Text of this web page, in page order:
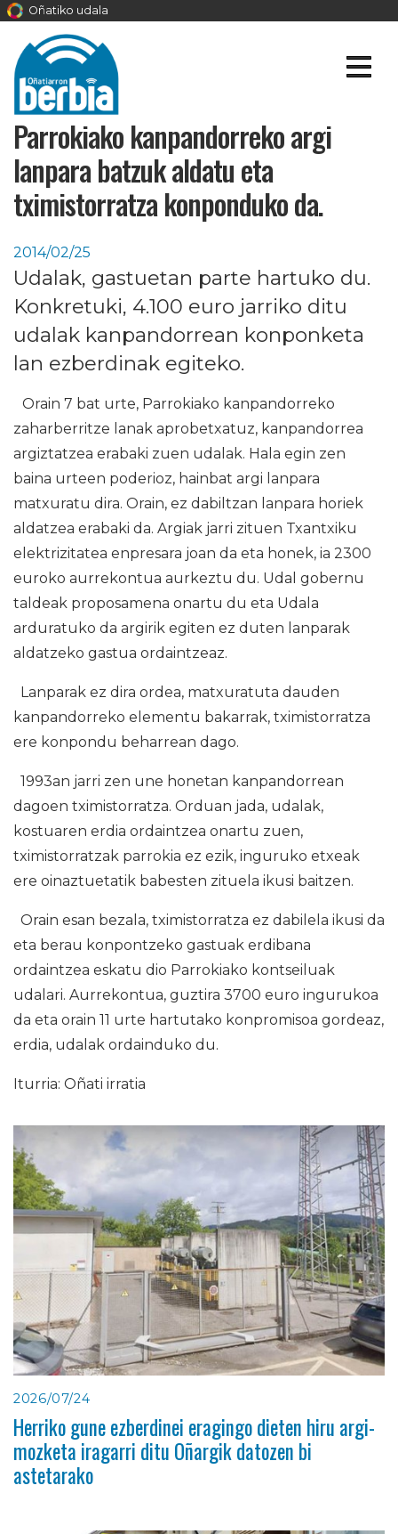
Oñatiko udala
Parrokiako kanpandorreko argi
lanpara batzuk aldatu eta
tximistorratza konponduko da.
2014/02/25
Udalak, gastuetan parte hartuko du.
Konkretuki, 4.100 euro jarriko ditu
udalak kanpandorrean konponketa
lan ezberdinak egiteko.
Orain 7 bat urte, Parrokiako kanpandorreko
zaharberritze lanak aprobetxatuz, kanpandorrea
argiztatzea erabaki zuen udalak. Hala egin zen
baina urteen poderioz, hainbat argi lanpara
matxuratu dira. Orain, ez dabiltzan lanpara horiek
aldatzea erabaki da. Argiak jarri zituen Txantxiku
elektrizitatea enpresara joan da eta honek, ia 2300
euroko aurrekontua aurkeztu du. Udal gobernu
taldeak proposamena onartu du eta Udala
arduratuko da argirik egiten ez duten lanparak
aldatzeko gastua ordaintzeaz.
Lanparak ez dira ordea, matxuratuta dauden
kanpandorreko elementu bakarrak, tximistorratza
ere konpondu beharrean dago.
1993an jarri zen une honetan kanpandorrean
dagoen tximistorratza. Orduan jada, udalak,
kostuaren erdia ordaintzea onartu zuen,
tximistorratzak parrokia ez ezik, inguruko etxeak
ere oinaztuetatik babesten zituela ikusi baitzen.
Orain esan bezala, tximistorratza ez dabilela ikusi da
eta berau konpontzeko gastuak erdibana
ordaintzea eskatu dio Parrokiako kontseiluak
udalari. Aurrekontua, guztira 3700 euro ingurukoa
da eta orain 11 urte hartutako konpromisoa gordeaz,
erdia, udalak ordainduko du.
Iturria: Oñati irratia
2026/07/24
Herriko gune ezberdinei eragingo dieten hiru argi-
mozketa iragarri ditu Oñargik datozen bi
astetarako